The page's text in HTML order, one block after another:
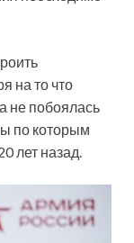
на то что
не побоялась
по которым
лет назад.